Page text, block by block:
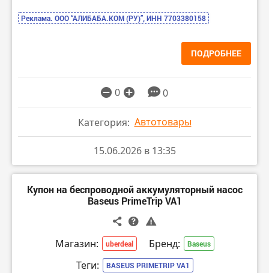
Реклама. ООО “АЛИБАБА.КОМ (РУ)”, ИНН 7703380158
ПОДРОБНЕЕ
0 0
Категория: Автотовары
15.06.2026 в 13:35
Купон на беспроводной аккумуляторный насос
Baseus PrimeTrip VA1
Магазин: uberdeal Бренд: Baseus
Теги: BASEUS PRIMETRIP VA1